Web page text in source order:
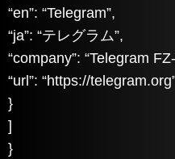
“en”: “Telegram”,
“ja”: “テレグラム”,
“company”: “Telegram
“url”: “https://
}
]
}